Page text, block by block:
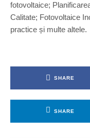
fotovoltaice;
Calitate; Fotovoltaice
practice și multe altele.
SHARE
SHARE